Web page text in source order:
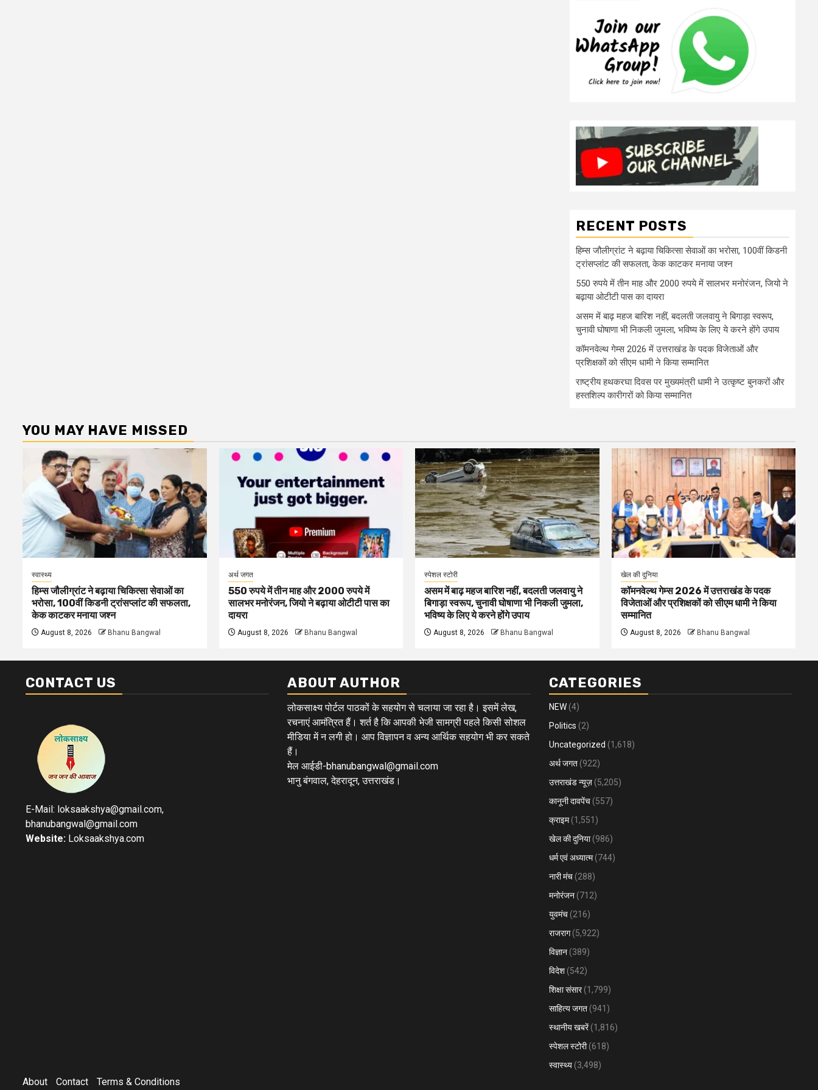
RECENT POSTS
हिम्स जौलीग्रांट ने बढ़ाया चिकित्सा सेवाओं का भरोसा, 100वीं किडनी
ट्रांसप्लांट की सफलता, केक काटकर मनाया जश्न
550 रुपये में तीन माह और 2000 रुपये में सालभर मनोरंजन, जियो ने
बढ़ाया ओटीटी पास का दायरा
असम में बाढ़ महज बारिश नहीं, बदलती जलवायु ने बिगाड़ा स्वरूप,
चुनावी घोषाणा भी निकली जुमला, भविष्य के लिए ये करने होंगे उपाय
कॉमनवेल्थ गेम्स 2026 में उत्तराखंड के पदक विजेताओं और
प्रशिक्षकों को सीएम धामी ने किया सम्मानित
राष्ट्रीय हथकरघा दिवस पर मुख्यमंत्री धामी ने उत्कृष्ट बुनकरों और
हस्तशिल्प कारीगरों को किया सम्मानित
YOU MAY HAVE MISSED
स्वास्थ्य
हिम्स जौलीग्रांट ने बढ़ाया चिकित्सा सेवाओं का
भरोसा, 100वीं किडनी ट्रांसप्लांट की सफलता,
केक काटकर मनाया जश्न
August 8, 2026 Bhanu Bangwal
अर्थ जगत
550 रुपये में तीन माह और 2000 रुपये में
सालभर मनोरंजन, जियो ने बढ़ाया ओटीटी पास का
दायरा
August 8, 2026 Bhanu Bangwal
स्पेशल स्टोरी
असम में बाढ़ महज बारिश नहीं, बदलती जलवायु ने
बिगाड़ा स्वरूप, चुनावी घोषाणा भी निकली जुमला,
भविष्य के लिए ये करने होंगे उपाय
August 8, 2026 Bhanu Bangwal
खेल की दुनिया
कॉमनवेल्थ गेम्स 2026 में उत्तराखंड के पदक
विजेताओं और प्रशिक्षकों को सीएम धामी ने किया
सम्मानित
August 8, 2026 Bhanu Bangwal
CONTACT US
E-Mail: loksaakshya@gmail.com,
bhanubangwal@gmail.com
Website: Loksaakshya.com
ABOUT AUTHOR
लोकसाक्ष्य पोर्टल पाठकों के सहयोग से चलाया जा रहा है। इसमें लेख,
रचनाएं आमंत्रित हैं। शर्त है कि आपकी भेजी सामग्री पहले किसी सोशल
मीडिया में न लगी हो। आप विज्ञापन व अन्य आर्थिक सहयोग भी कर सकते
हैं।
मेल आईडी-bhanubangwal@gmail.com
भानु बंगवाल, देहरादून, उत्तराखंड।
CATEGORIES
NEW (4)
Politics (2)
Uncategorized (1,618)
अर्थ जगत (922)
उत्तराखंड न्यूज़ (5,205)
कानूनी दावपेंच (557)
क्राइम(1,551)
खेल की दुनिया(986)
धर्म एवं अध्यात्म(744)
नारी मंच (288)
मनोरंजन (712)
युवमंच (216)
राजराग(5,922)
विज्ञान (389)
विदेश (542)
शिक्षा संसार(1,799)
साहित्य जगत (941)
स्थानीय खबरें(1,816)
स्पेशल स्टोरी(618)
स्वास्थ्य (3,498)
About Contact Terms & Conditions